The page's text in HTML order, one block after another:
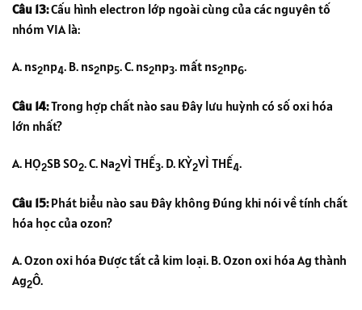
Câu 13:Cấu hình electron lớp ngoài cùng của các nguyên tố
nhóm VIA là:
A. ns2np4. B. ns2np5. C. ns2np3. mất ns2np6.
Câu 14:Trong hợp chất nào sau đây lưu huỳnh có số oxi hóa
lớn nhất?
A. HỌ2SB SO2. C. Na2VÌ THẾ3. D. KỲ2VÌ THẾ4.
Câu 15:Phát biểu nào sau đây không đúng khi nói về tính chất
hóa học của ozon?
A. Ozon oxi hóa được tất cả kim loại. B. Ozon oxi hóa Ag thành
Ag2Ô.